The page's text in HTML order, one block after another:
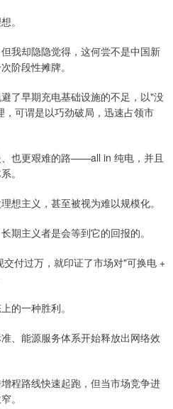
。
我却隐隐觉得，这何尝不是中国新
阶段性摊牌。
了早期充电基础设施的不足，以"没
可谓是以巧劲破局，迅速占领市
也更艰难的路——all in 纯电，并且
。
想主义，甚至被视为难以规模化。
期主义者是会等到它的回报的。
付过万，就印证了市场对"可换电 +
的一种胜利。
、能源服务体系开始释放出网络效
程路线快速起跑，但当市场竞争进
。